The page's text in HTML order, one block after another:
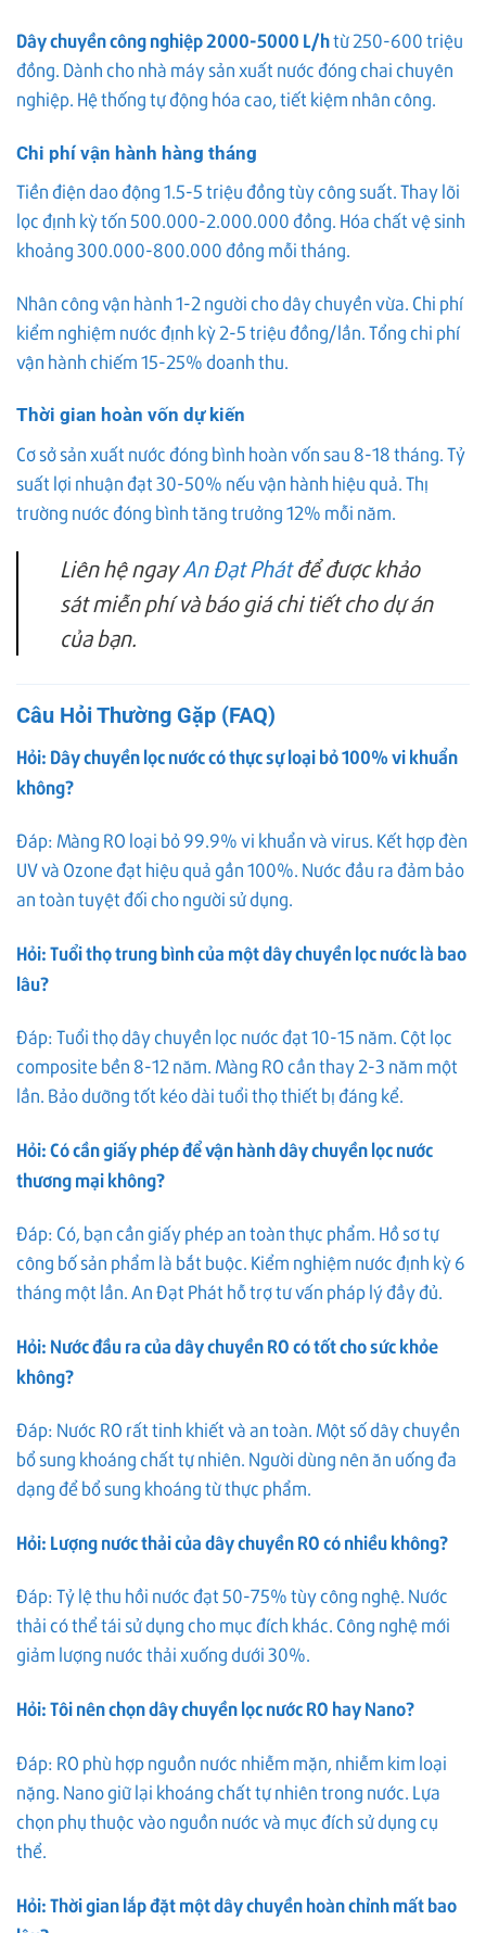
Dây chuyền công nghiệp 2000-5000 L/htừ 250-600 triệu
đồng. Dành cho nhà máy sản xuất nước đóng chai chuyên
nghiệp. Hệ thống tự động hóa cao, tiết kiệm nhân công.
Chi phí vận hành hàng tháng
Tiền điện dao động 1.5-5 triệu đồng tùy công suất. Thay lõi
lọc định kỳ tốn 500.000-2.000.000 đồng. Hóa chất vệ sinh
khoảng 300.000-800.000 đồng mỗi tháng.
Nhân công vận hành 1-2 người cho dây chuyền vừa. Chi phí
kiểm nghiệm nước định kỳ 2-5 triệu đồng/lần. Tổng chi phí
vận hành chiếm 15-25% doanh thu.
Thời gian hoàn vốn dự kiến
Cơ sở sản xuất nước đóng bình hoàn vốn sau 8-18 tháng. Tỷ
suất lợi nhuận đạt 30-50% nếu vận hành hiệu quả. Thị
trường nước đóng bình tăng trưởng 12% mỗi năm.
Liên hệ ngayAn Đạt Phátđể được khảo
sát miễn phí và báo giá chi tiết cho dự án
của bạn.
Câu Hỏi Thường Gặp (FAQ)
Hỏi: Dây chuyền lọc nước có thực sự loại bỏ 100% vi khuẩn
không?
Đáp: Màng RO loại bỏ 99.9% vi khuẩn và virus. Kết hợp đèn
UV và Ozone đạt hiệu quả gần 100%. Nước đầu ra đảm bảo
an toàn tuyệt đối cho người sử dụng.
Hỏi: Tuổi thọ trung bình của một dây chuyền lọc nước là bao
lâu?
Đáp: Tuổi thọ dây chuyền lọc nước đạt 10-15 năm. Cột lọc
composite bền 8-12 năm. Màng RO cần thay 2-3 năm một
lần. Bảo dưỡng tốt kéo dài tuổi thọ thiết bị đáng kể.
Hỏi: Có cần giấy phép để vận hành dây chuyền lọc nước
thương mại không?
Đáp: Có, bạn cần giấy phép an toàn thực phẩm. Hồ sơ tự
công bố sản phẩm là bắt buộc. Kiểm nghiệm nước định kỳ 6
tháng một lần. An Đạt Phát hỗ trợ tư vấn pháp lý đầy đủ.
Hỏi: Nước đầu ra của dây chuyền RO có tốt cho sức khỏe
không?
Đáp: Nước RO rất tinh khiết và an toàn. Một số dây chuyền
bổ sung khoáng chất tự nhiên. Người dùng nên ăn uống đa
dạng để bổ sung khoáng từ thực phẩm.
Hỏi: Lượng nước thải của dây chuyền RO có nhiều không?
Đáp: Tỷ lệ thu hồi nước đạt 50-75% tùy công nghệ. Nước
thải có thể tái sử dụng cho mục đích khác. Công nghệ mới
giảm lượng nước thải xuống dưới 30%.
Hỏi: Tôi nên chọn dây chuyền lọc nước RO hay Nano?
Đáp: RO phù hợp nguồn nước nhiễm mặn, nhiễm kim loại
nặng. Nano giữ lại khoáng chất tự nhiên trong nước. Lựa
chọn phụ thuộc vào nguồn nước và mục đích sử dụng cụ
thể.
Hỏi: Thời gian lắp đặt một dây chuyền hoàn chỉnh mất bao